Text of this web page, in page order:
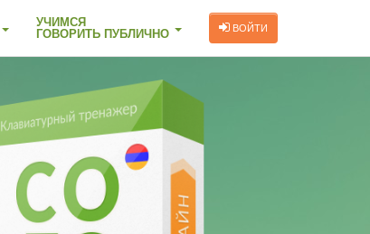
УЧИМСЯ
ГОВОРИТЬ ПУБЛИЧНО
ВОЙТИ